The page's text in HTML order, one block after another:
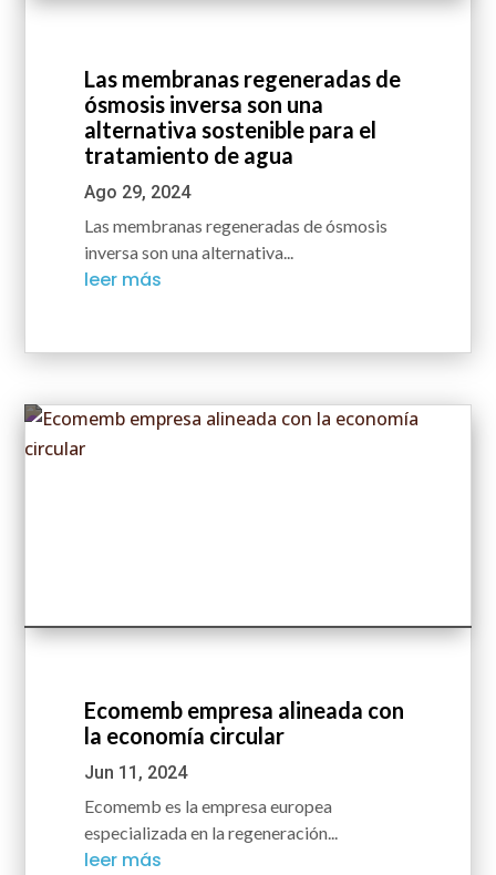
Las membranas regeneradas de
ósmosis inversa son una
alternativa sostenible para el
tratamiento de agua
Ago 29, 2024
Las membranas regeneradas de ósmosis
inversa son una alternativa...
leer más
Ecomemb empresa alineada con
la economía circular
Jun 11, 2024
Ecomemb es la empresa europea
especializada en la regeneración...
leer más